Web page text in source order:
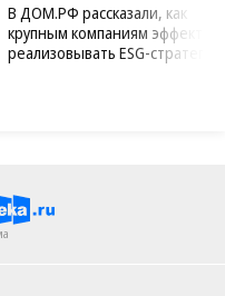
В ДОМ.РФ рассказали, как
крупным компаниям
реализовывать ESG-стратегию